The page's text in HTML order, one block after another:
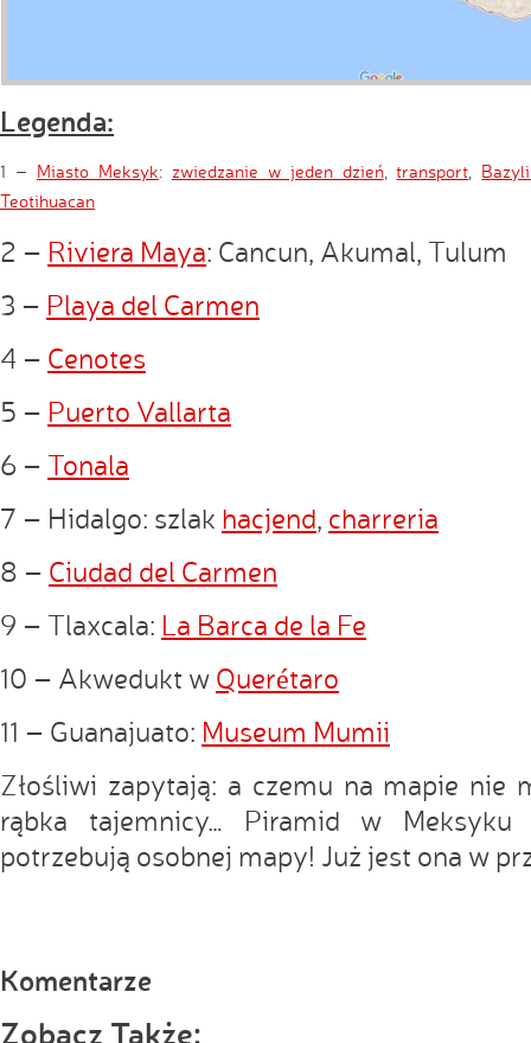
Legenda:
1 – Miasto Meksyk: zwiedzanie w jeden dzień,transport,
Teotihuacan
2 – Riviera Maya: Cancun, Akumal, Tulum
3 – Playa del Carmen
4 – Cenotes
5 – Puerto Vallarta
6 – Tonala
7 – Hidalgo: szlak hacjend, charreria
8 – Ciudad del Carmen
9 – Tlaxcala: La Barca de la Fe
10 – Akwedukt w Querétaro
11 – Guanajuato: Museum Mumii
Złośliwi zapytają: a czemu na mapie nie
rąbka tajemnicy… Piramid w
potrzebują osobnej mapy! Już jest ona w
Komentarze
Zobacz Także: